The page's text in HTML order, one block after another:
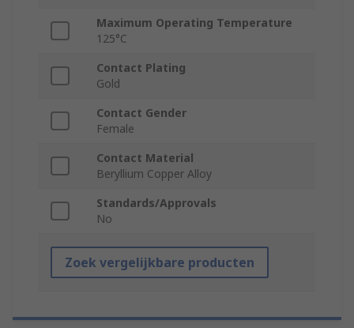
Maximum Operating Temperature
125°C
Contact Plating
Gold
Contact Gender
Female
Contact Material
Beryllium Copper Alloy
Standards/Approvals
No
Zoek vergelijkbare producten